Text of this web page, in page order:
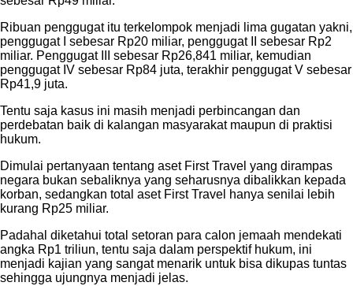
Ribuan penggugat itu terkelompok menjadi lima gugatan yakni,
penggugat I sebesar Rp20 miliar, penggugat II sebesar Rp2
miliar. Penggugat III sebesar Rp26,841 miliar, kemudian
penggugat IV sebesar Rp84 juta, terakhir penggugat V sebesar
Rp41,9 juta.
Tentu saja kasus ini masih menjadi perbincangan dan
perdebatan baik di kalangan masyarakat maupun di praktisi
hukum.
Dimulai pertanyaan tentang aset First Travel yang dirampas
negara bukan sebaliknya yang seharusnya dibalikkan kepada
korban, sedangkan total aset First Travel hanya senilai lebih
kurang Rp25 miliar.
Padahal diketahui total setoran para calon jemaah mendekati
angka Rp1 triliun, tentu saja dalam perspektif hukum, ini
menjadi kajian yang sangat menarik untuk bisa dikupas tuntas
sehingga ujungnya menjadi jelas.